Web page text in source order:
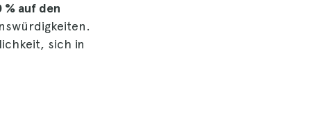
% auf den
sich in